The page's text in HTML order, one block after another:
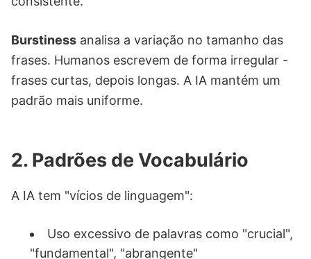
Burstiness analisa a variação no tamanho das
frases. Humanos escrevem de forma irregular -
frases curtas, depois longas. A IA mantém um
padrão mais uniforme.
2. Padrões de Vocabulário
A IA tem "vícios de linguagem":
Uso excessivo de palavras como "crucial",
"fundamental", "abrangente"